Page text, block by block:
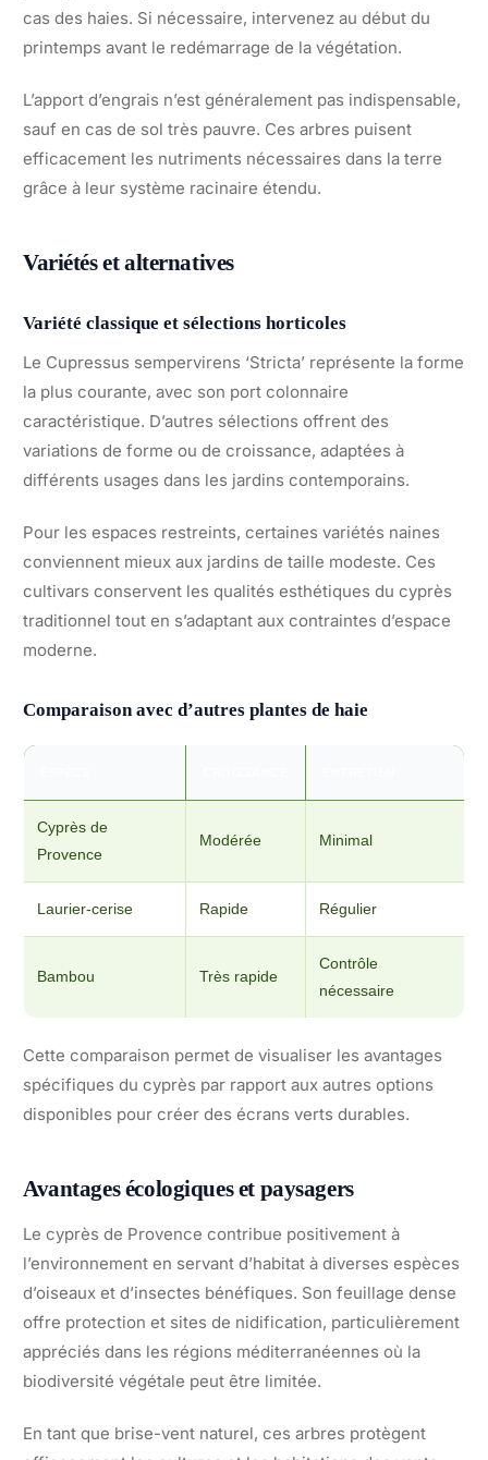
cas des haies. Si nécessaire, intervenez au début du
printemps avant le redémarrage de la végétation.
L’apport d’engrais n’est généralement pas indispensable,
sauf en cas de sol très pauvre. Ces arbres puisent
efficacement les nutriments nécessaires dans la terre
grâce à leur système racinaire étendu.
Variétés et alternatives
Variété classique et sélections horticoles
Le Cupressus sempervirens ‘Stricta’ représente la forme
la plus courante, avec son port colonnaire
caractéristique. D’autres sélections offrent des
variations de forme ou de croissance, adaptées à
différents usages dans les jardins contemporains.
Pour les espaces restreints, certaines variétés naines
conviennent mieux aux jardins de taille modeste. Ces
cultivars conservent les qualités esthétiques du cyprès
traditionnel tout en s’adaptant aux contraintes d’espace
moderne.
Comparaison avec d’autres plantes de haie
Cyprès de
Provence
Modérée Minimal
Laurier-cerise Rapide Régulier
Bambou Très rapide
Contrôle
nécessaire
Cette comparaison permet de visualiser les avantages
spécifiques du cyprès par rapport aux autres options
disponibles pour créer des écrans verts durables.
Avantages écologiques et paysagers
Le cyprès de Provence contribue positivement à
l’environnement en servant d’habitat à diverses espèces
d’oiseaux et d’insectes bénéfiques. Son feuillage dense
offre protection et sites de nidification, particulièrement
appréciés dans les régions méditerranéennes où la
biodiversité végétale peut être limitée.
En tant que brise-vent naturel, ces arbres protègent